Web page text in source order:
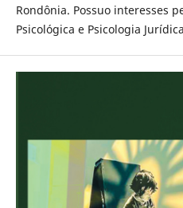
Rondônia. Possuo interesses
Psicológica e Psicologia